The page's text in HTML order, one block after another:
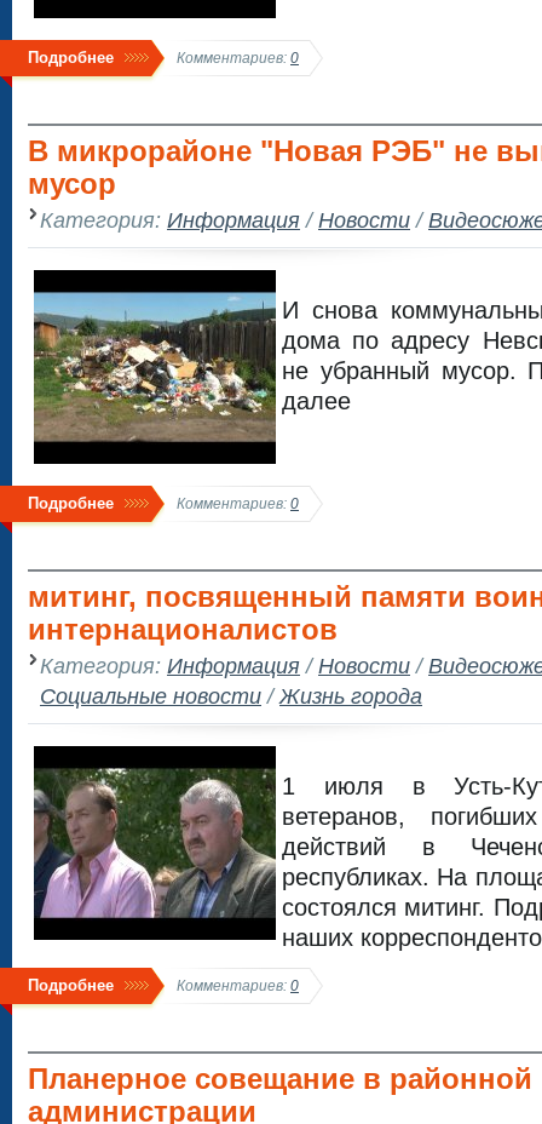
Подробнее Комментариев: 0
В микрорайоне "Новая РЭБ" не
мусор
Категория: Информация/Новости/
И снова
дома по адресу
не убранный мусор.
далее
Подробнее Комментариев: 0
митинг, посвященный памяти
интернационалистов
Категория: Информация/Новости/
Социальные новости/Жизнь города
1 июля в Усть-
ветеранов,
действий в
республиках. На
состоялся митинг.
наших
Подробнее Комментариев: 0
Планерное совещание в районной
администрации